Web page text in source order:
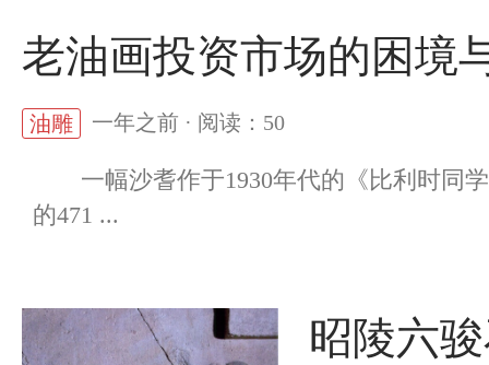
老油画投资市场的困境
油雕 一年之前 · 阅读：50
一幅沙耆作于1930年代的《比利时同学
的471 ...
昭陵六